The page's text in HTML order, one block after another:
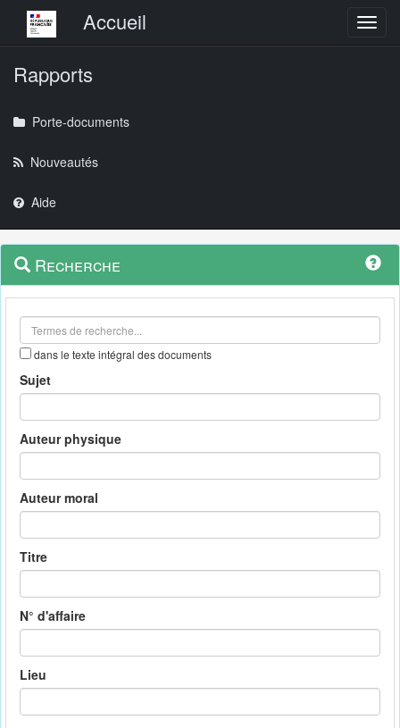
Menu principalAccueil
Rapports
Porte-documents
Nouveautés
Aide
Navigation
outils
Menu
contextuel
Recherche
dans le texte intégral des documents
Sujet
Auteur physique
Auteur moral
Titre
N° d'affaire
Lieu